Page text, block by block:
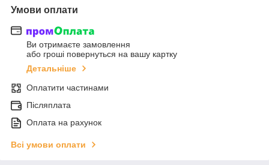
Умови оплати
Ви отримаєте замовлення
або гроші повернуться на вашу картку
Детальніше
Оплатити частинами
Післяплата
Оплата на рахунок
Всі умови оплати